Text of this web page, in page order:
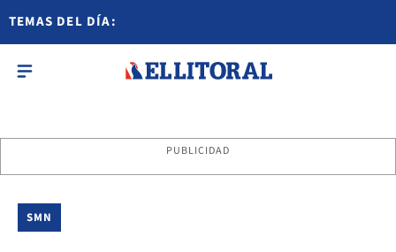
TEMAS DEL DÍA:
PUBLICIDAD
SMN